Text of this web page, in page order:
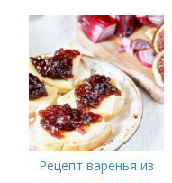
Рецепт варенья из